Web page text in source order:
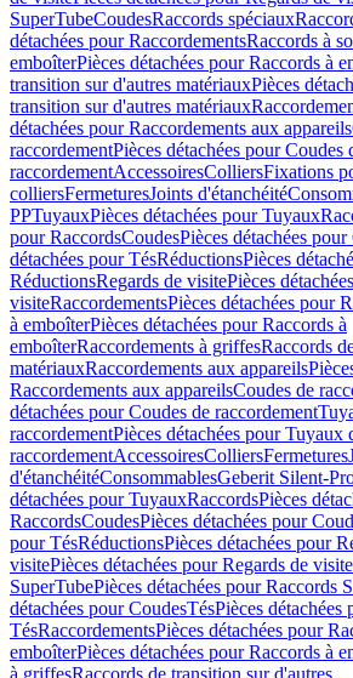
SuperTubeCoudesRaccords spéciaux
détachées pour RaccordementsRaccords à
emboîterPièces détachées pour Raccords à
transition sur d'autres matériauxPièces
transition sur d'autres matériaux
détachées pour Raccordements aux appareils
raccordementPièces détachées pour Coudes
raccordementAccessoiresColliersFixations
colliersFermeturesJoints d'étanchéité
PPTuyauxPièces détachées pour Tuyaux
pour RaccordsCoudesPièces détachées pour
détachées pour TésRéductionsPièces
RéductionsRegards de visitePièces
visiteRaccordementsPièces détachées pour
à emboîterPièces détachées pour Raccords à
emboîterRaccordements à griffesRaccords
matériauxRaccordements aux appareils
Raccordements aux appareilsCoudes de
détachées pour Coudes de raccordement
raccordementPièces détachées pour Tuyaux
raccordementAccessoiresColliersFermetures
d'étanchéitéConsommablesGeberit Silent-
détachées pour TuyauxRaccordsPièces
RaccordsCoudesPièces détachées pour
pour TésRéductionsPièces détachées pour
visitePièces détachées pour Regards de visite
SuperTubePièces détachées pour Raccords
détachées pour CoudesTésPièces détachées
TésRaccordementsPièces détachées pour
emboîterPièces détachées pour Raccords à
à griffesRaccords de transition sur d'autres